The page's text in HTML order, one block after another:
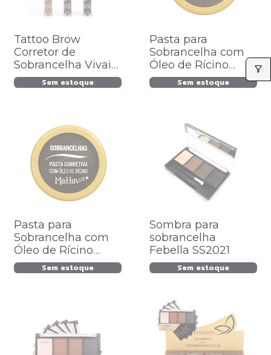
Tattoo Brow
Corretor de
Sobrancelha Vivai
Cód.2047.1.1
Sem estoque
Pasta para
Sobrancelha com
Óleo de Rícino
Mahav - CS-MV -
Cor 01
Sem estoque
Pasta para
Sobrancelha com
Óleo de Rícino
Mahav - CS-MV -
Cor 02
Sem estoque
Sombra para
sobrancelha
Febella SS2021
Sem estoque